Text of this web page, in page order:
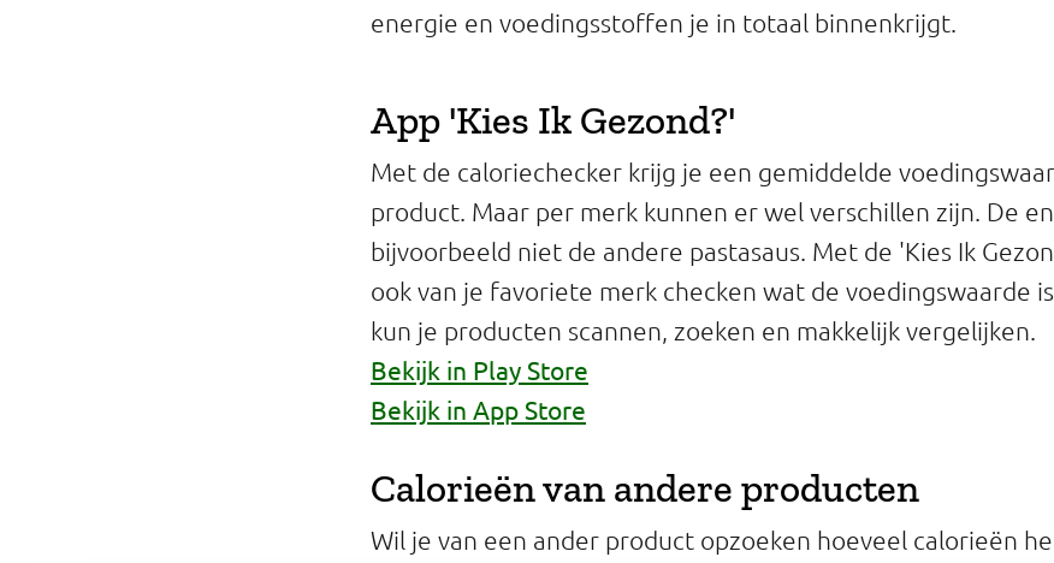
energie en voedingsstoffen je in totaal binnenkrijgt.
App 'Kies Ik Gezond?'
Met de caloriechecker krijg je een gemiddelde
product. Maar per merk kunnen er wel verschillen zijn. De
bijvoorbeeld niet de andere pastasaus. Met de 'Kies Ik
ook van je favoriete merk checken wat de voedingswaarde
kun je producten scannen, zoeken en makkelijk vergelijken.
Bekijk in Play Store
Bekijk in App Store
Calorieën van andere producten
Wil je van een ander product opzoeken hoeveel calorieën